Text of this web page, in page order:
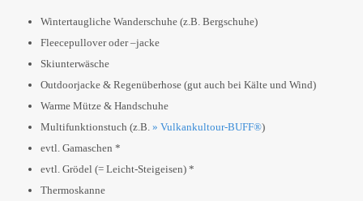
Wintertaugliche Wanderschuhe (z.B. Bergschuhe)
Fleecepullover oder –jacke
Skiunterwäsche
Outdoorjacke & Regenüberhose (gut auch bei Kälte und Wind)
Warme Mütze & Handschuhe
Multifunktionstuch (z.B. » Vulkankultour-BUFF®)
evtl. Gamaschen *
evtl. Grödel (= Leicht-Steigeisen) *
Thermoskanne